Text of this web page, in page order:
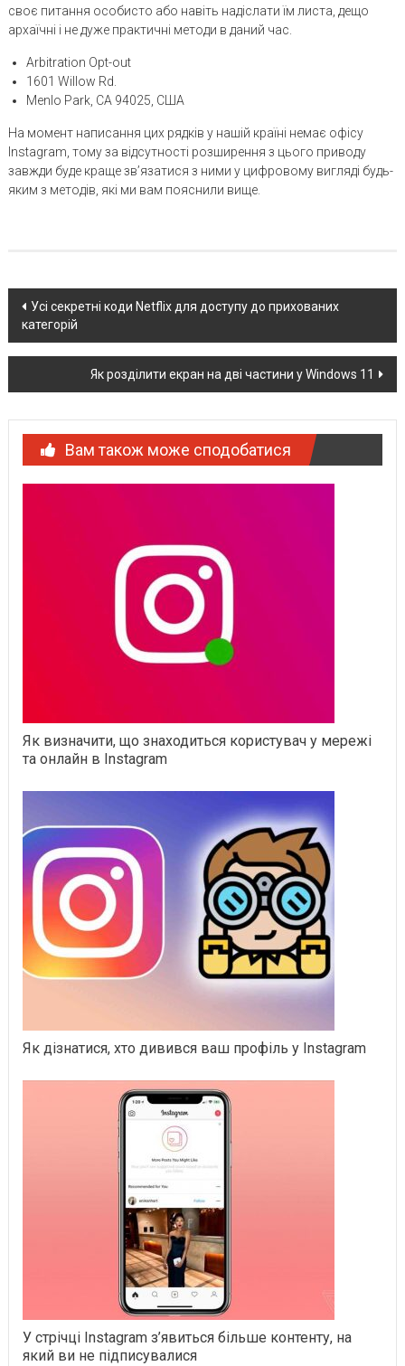
своє питання особисто або навіть надіслати їм листа, дещо
архаїчні і не дуже практичні методи в даний час.
Arbitration Opt-out
1601 Willow Rd.
Menlo Park, CA 94025, США
На момент написання цих рядків у нашій країні немає офісу
Instagram, тому за відсутності розширення з цього приводу
завжди буде краще зв’язатися з ними у цифровому вигляді будь-
яким з методів, які ми вам пояснили вище.
Post
navigation
Усі секретні коди Netflix для доступу до прихованих
категорій
Як розділити екран на дві частини у Windows 11
Вам також може сподобатися
Як визначити, що знаходиться користувач у мережі
та онлайн в Instagram
Як дізнатися, хто дивився ваш профіль у Instagram
У стрічці Instagram з’явиться більше контенту, на
який ви не підписувалися